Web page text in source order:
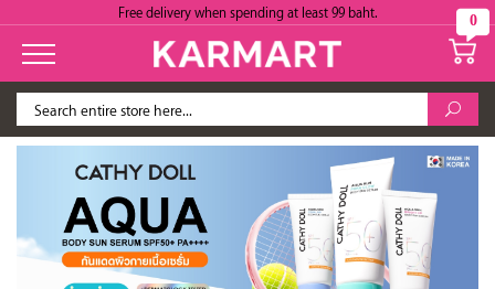
Free delivery when spending at least 99 baht. 0